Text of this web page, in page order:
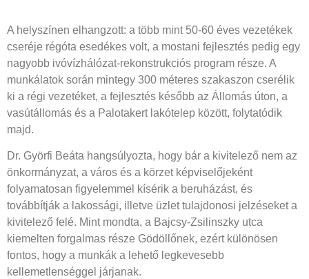
A helyszínen elhangzott: a több mint 50-60 éves vezetékek
cseréje régóta esedékes volt, a mostani fejlesztés pedig egy
nagyobb ivóvízhálózat-rekonstrukciós program része. A
munkálatok során mintegy 300 méteres szakaszon cserélik
ki a régi vezetéket, a fejlesztés később az Állomás úton, a
vasútállomás és a Palotakert lakótelep között, folytatódik
majd.
Dr. Györfi Beáta hangsúlyozta, hogy bár a kivitelező nem az
önkormányzat, a város és a körzet képviselőjeként
folyamatosan figyelemmel kísérik a beruházást, és
továbbítják a lakossági, illetve üzlet tulajdonosi jelzéseket a
kivitelező felé. Mint mondta, a Bajcsy-Zsilinszky utca
kiemelten forgalmas része Gödöllőnek, ezért különösen
fontos, hogy a munkák a lehető legkevesebb
kellemetlenséggel járjanak.